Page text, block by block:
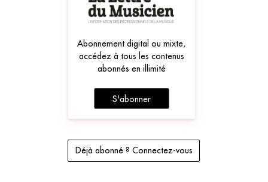
Abonnement digital ou mixte,
accédez à tous les contenus
abonnés en illimité
S'abonner
Déjà abonné ? Connectez-vous